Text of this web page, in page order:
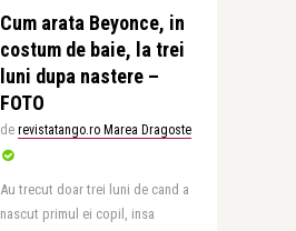
Cum arata Beyonce, in
costum de baie, la trei
luni dupa nastere –
FOTO
de revistatango.ro Marea Dragoste
Au trecut doar trei luni de cand a
nascut primul ei copil, insa